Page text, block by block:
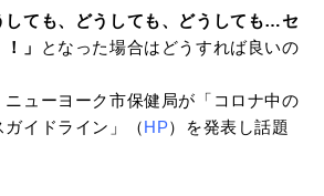
しても、どうしても、どうしても…セ
」
となった場合はどうすれば良いの
ューヨーク市保健局が「コロナ中の
イドライン」（HP）を発表し話題